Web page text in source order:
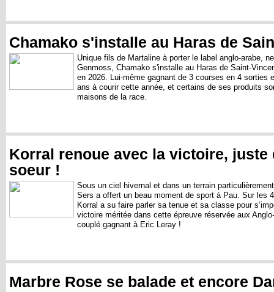
Chamako s'installe au Haras de
Unique fils de Martaline à porter le label anglo-arabe,
Genmoss, Chamako s'installe au Haras de Saint-
en 2026. Lui-même gagnant de 3 courses en 4 sorties
ans à courir cette année, et certains de ses produits
maisons de la race.
Korral renoue avec la victoire, juste
soeur !
Sous un ciel hivernal et dans un terrain
Sers a offert un beau moment de sport à Pau. Sur les
Korral a su faire parler sa tenue et sa classe pour
victoire méritée dans cette épreuve réservée aux
couplé gagnant à Eric Leray !
Marbre Rose se balade et encore